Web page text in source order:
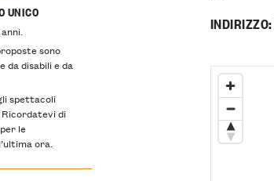
UNICO
sono
da disabili e da
spettacoli
di
le
ora.
INDIRIZZO: